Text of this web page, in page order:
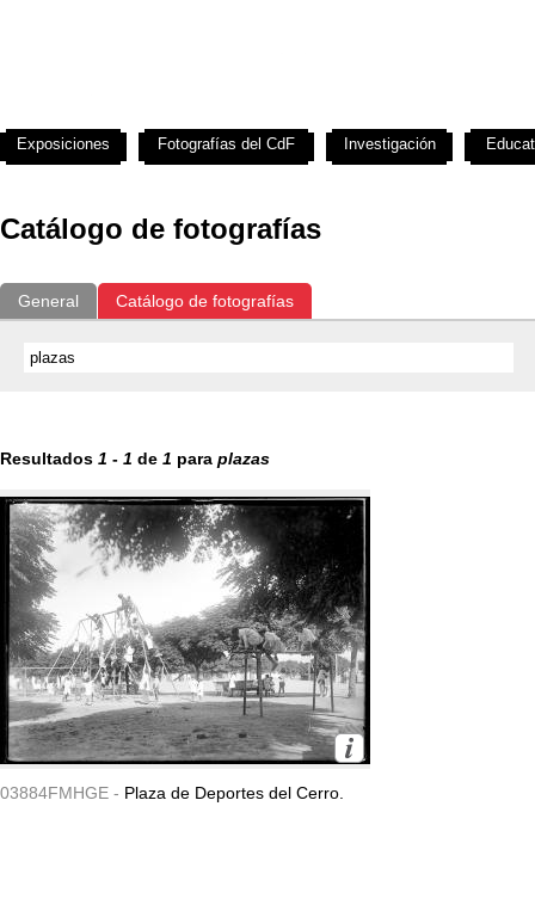
Catálogo de fotografías
General Catálogo de fotografías
Resultados 1 - 1 de 1 para plazas
03884FMHGE - Plaza de Deportes del Cerro.
Exposiciones Fotografías del CdF Investigación